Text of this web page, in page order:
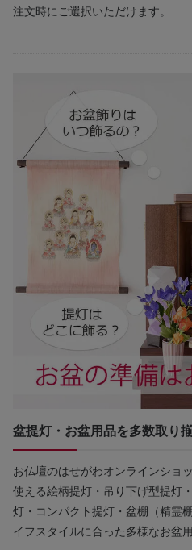
注文時にご選択いただけます。
盆提灯・お盆用品を多数取り
お仏壇のはせがわオンラインショ
使える絵柄提灯・吊り下げ型提灯
灯・コンパクト提灯・盆棚（精霊
イフスタイルに合った多様なお盆